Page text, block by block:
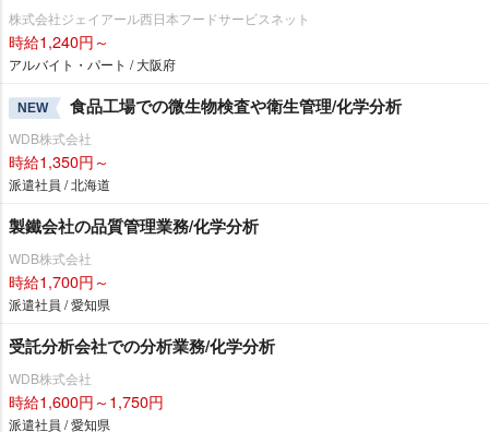
株式会社ジェイアール西日本フードサービスネット
時給1,240円～
アルバイト・パート / 大阪府
NEW 食品工場での微生物検査や衛生管理/化学分析
WDB株式会社
時給1,350円～
派遣社員 / 北海道
製鐵会社の品質管理業務/化学分析
WDB株式会社
時給1,700円～
派遣社員 / 愛知県
受託分析会社での分析業務/化学分析
WDB株式会社
時給1,600円～1,750円
派遣社員 / 愛知県